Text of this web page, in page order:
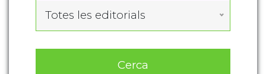
Totes les editorials
Cerca